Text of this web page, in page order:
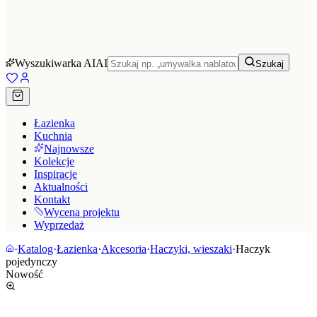
Wyszukiwarka AIAI Szukaj
Łazienka
Kuchnia
Najnowsze
Kolekcje
Inspiracje
Aktualności
Kontakt
Wycena projektu
Wyprzedaż
·Katalog·Łazienka·Akcesoria·Haczyki, wieszaki·Haczyk
pojedynczy
Nowość